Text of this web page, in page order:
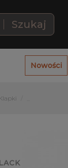
Szukaj
Nowości